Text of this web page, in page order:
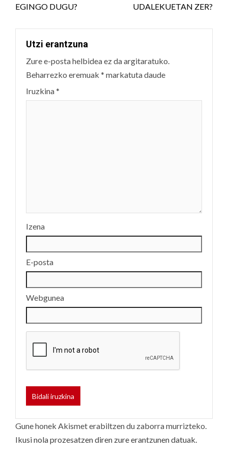
EGINGO DUGU?
UDALEKUETAN ZER?
Utzi erantzuna
Zure e-posta helbidea ez da argitaratuko.
Beharrezko eremuak * markatuta daude
Iruzkina*
Izena
E-posta
Webgunea
Gune honek Akismet erabiltzen du zaborra murrizteko.
Ikusi nola prozesatzen diren zure erantzunen datuak.